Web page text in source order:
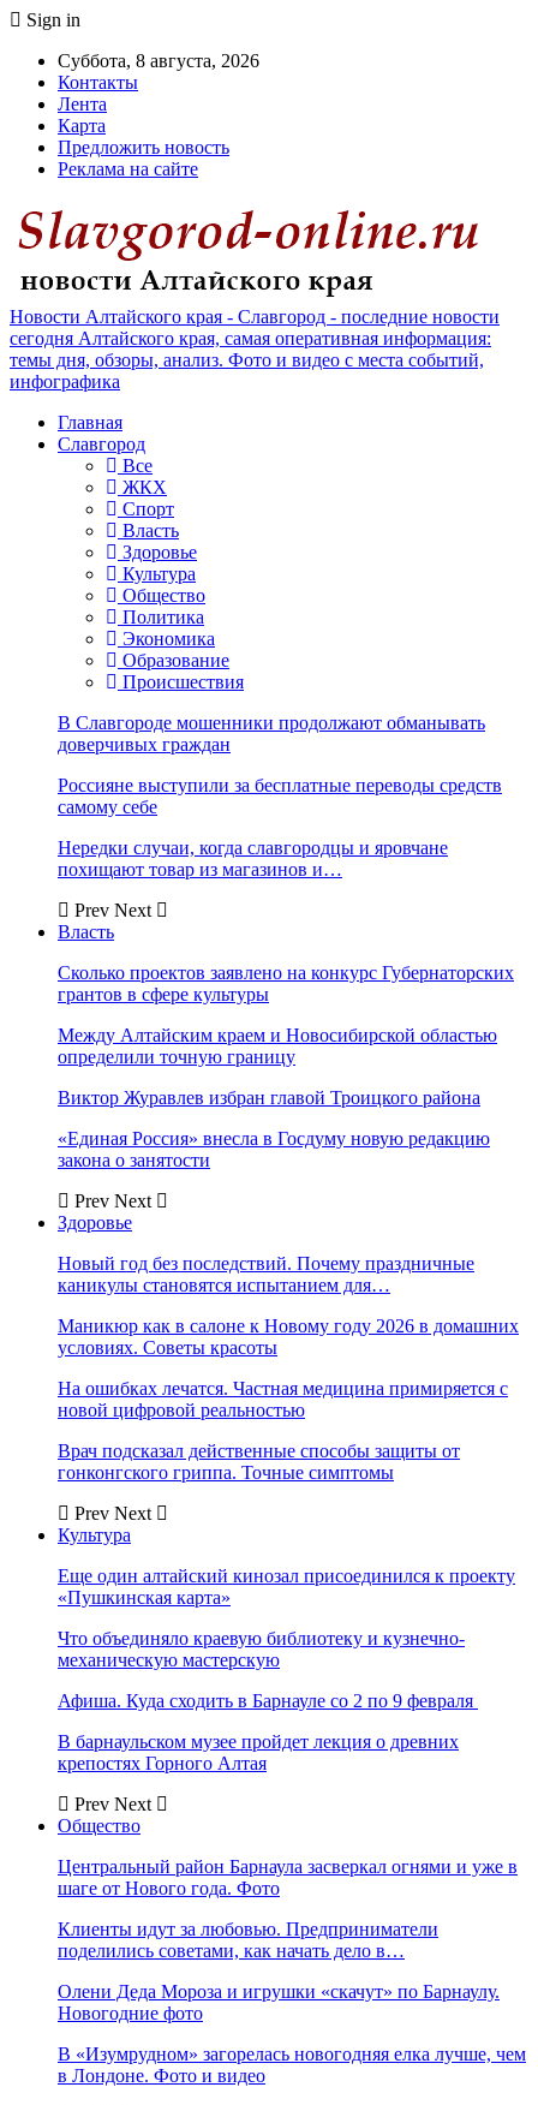
Sign in
Суббота, 8 августа, 2026
Контакты
Лента
Карта
Предложить новость
Реклама на сайте
Новости Алтайского края - Славгород - последние новости
сегодня Алтайского края, самая оперативная информация:
темы дня, обзоры, анализ. Фото и видео с места событий,
инфографика
Главная
Славгород
Все
ЖКХ
Спорт
Власть
Здоровье
Культура
Общество
Политика
Экономика
Образование
Происшествия
В Славгороде мошенники продолжают обманывать
доверчивых граждан
Россияне выступили за бесплатные переводы средств
самому себе
Нередки случаи, когда славгородцы и яровчане
похищают товар из магазинов и…
Prev Next
Власть
Сколько проектов заявлено на конкурс Губернаторских
грантов в сфере культуры
Между Алтайским краем и Новосибирской областью
определили точную границу
Виктор Журавлев избран главой Троицкого района
«Единая Россия» внесла в Госдуму новую редакцию
закона о занятости
Prev Next
Здоровье
Новый год без последствий. Почему праздничные
каникулы становятся испытанием для…
Маникюр как в салоне к Новому году 2026 в домашних
условиях. Советы красоты
На ошибках лечатся. Частная медицина примиряется с
новой цифровой реальностью
Врач подсказал действенные способы защиты от
гонконгского гриппа. Точные симптомы
Prev Next
Культура
Еще один алтайский кинозал присоединился к проекту
«Пушкинская карта»
Что объединяло краевую библиотеку и кузнечно-
механическую мастерскую
Афиша. Куда сходить в Барнауле со 2 по 9 февраля
В барнаульском музее пройдет лекция о древних
крепостях Горного Алтая
Prev Next
Общество
Центральный район Барнаула засверкал огнями и уже в
шаге от Нового года. Фото
Клиенты идут за любовью. Предприниматели
поделились советами, как начать дело в…
Олени Деда Мороза и игрушки «скачут» по Барнаулу.
Новогодние фото
В «Изумрудном» загорелась новогодняя елка лучше, чем
в Лондоне. Фото и видео